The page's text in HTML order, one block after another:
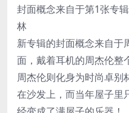
封面概念来自于第1张专
林
新专辑的封面概念来自于
面，戴着耳机的周杰伦整
周杰伦则化身为时尚卓别
在沙发上，而当年屋子里